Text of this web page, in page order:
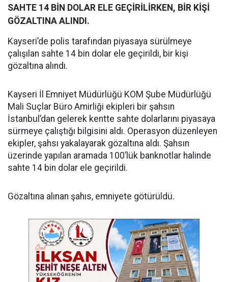
SAHTE 14 BİN DOLAR ELE GEÇİRİLİRKEN, BİR KİŞİ
GÖZALTINA ALINDI.
Kayseri’de polis tarafından piyasaya sürülmeye
çalışılan sahte 14 bin dolar ele geçirildi, bir kişi
gözaltına alındı.
Kayseri İl Emniyet Müdürlüğü KOM Şube Müdürlüğü
Mali Suçlar Büro Amirliği ekipleri bir şahsın
İstanbul’dan gelerek kentte sahte dolarlarını piyasaya
sürmeye çalıştığı bilgisini aldı. Operasyon düzenleyen
ekipler, şahsı yakalayarak gözaltına aldı. Şahsın
üzerinde yapılan aramada 100’lük banknotlar halinde
sahte 14 bin dolar ele geçirildi.
Gözaltına alınan şahıs, emniyete götürüldü.